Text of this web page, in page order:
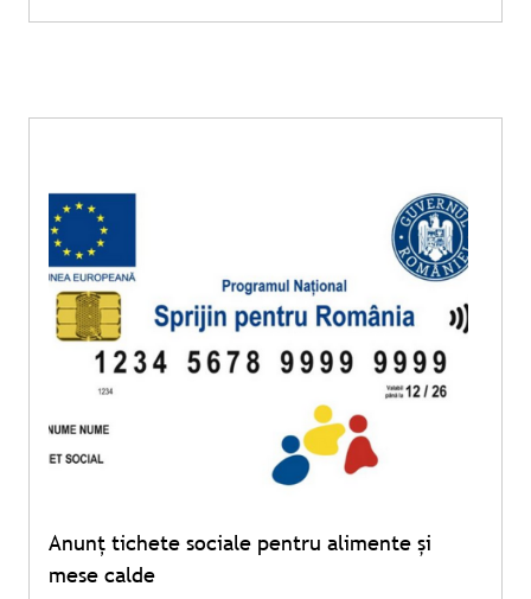
Anunț tichete sociale pentru alimente și
mese calde